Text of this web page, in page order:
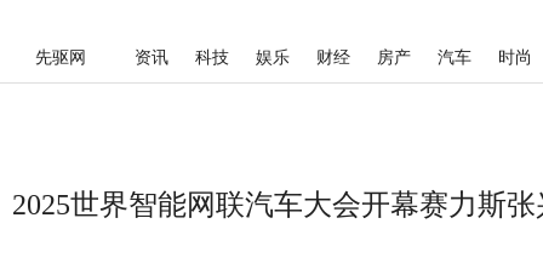
先驱网 资讯 科技 娱乐 财经 房产 汽车 时尚
2025世界智能网联汽车大会开幕赛力斯